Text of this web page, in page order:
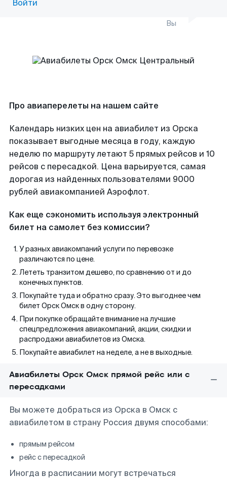
Войти
Вы
Про авиаперелеты на нашем сайте
Календарь низких цен на авиабилет из Орска
показывает выгодные месяца в году, каждую
неделю по маршруту летают 5 прямых рейсов и 10
рейсов с пересадкой. Цена варьируется, самая
дорогая из найденных пользователями 9000
рублей авиакомпанией Аэрофлот.
Как еще сэкономить используя электронный
билет на самолет без комиссии?
У разных авиакомпаний услуги по перевозке
различаются по цене.
Лететь транзитом дешево, по сравнению от и до
конечных пунктов.
Покупайте туда и обратно сразу. Это выгоднее чем
билет Орск Омск в одну сторону.
При покупке обращайте внимание на лучшие
спецпредложения авиакомпаний, акции, скидки и
распродажи авиабилетов из Омска.
Покупайте авиабилет на неделе, а не в выходные.
Авиабилеты Орск Омск прямой рейс или с
пересадками
Вы можете добраться из Орска в Омск с
авиабилетом в страну Россия двумя способами:
прямым рейсом
рейс с пересадкой
Иногда в расписании могут встречаться